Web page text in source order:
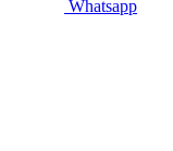
Whatsapp